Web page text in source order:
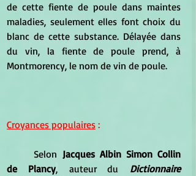
de cette fiente de poule dans maintes
maladies, seulement elles font choix du
blanc de cette substance. Délayée dans
du vin, la fiente de poule prend, à
Montmorency, le nom de vin de poule.
Croyances populaires :
Selon Jacques Albin Simon Collin
de Plancy, auteur du
Dictionnaire